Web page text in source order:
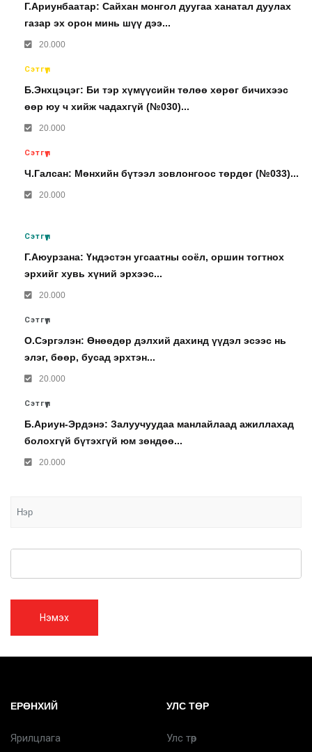
Г.Ариунбаатар: Сайхан монгол дуугаа ханатал дуулах
газар эх орон минь шүү дээ...
20.000
Сэтгүүл
Б.Энхцэцэг: Би тэр хүмүүсийн төлөө хөрөг бичихээс
өөр юу ч хийж чадахгүй (№030)...
20.000
Сэтгүүл
Ч.Галсан: Мөнхийн бүтээл зовлонгоос төрдөг (№033)...
20.000
Сэтгүүл
Г.Аюурзана: Үндэстэн угсаатны соёл, оршин тогтнох
эрхийг хувь хүний эрхээс...
20.000
Сэтгүүл
О.Сэргэлэн: Өнөөдөр дэлхий дахинд үүдэл эсээс нь
элэг, бөөр, бусад эрхтэн...
20.000
Сэтгүүл
Б.Ариун-Эрдэнэ: Залуучуудаа манлайлаад ажиллахад
болохгүй бүтэхгүй юм зөндөө...
20.000
Нэмэх
ЕРӨНХИЙ
Ярилцлага
УЛС ТӨР
Улс төр